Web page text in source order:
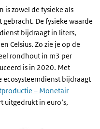
is zowel de fysieke als
De fysieke waarde
bijdraagt in liters,
Celsius. Zo zie je op de
rondhout in m3 per
is in 2020. Met
bijdraagt
– Monetair
in euro’s,